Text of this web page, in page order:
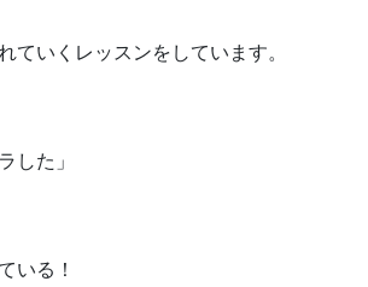
ていくレッスンをしています。
した」
いる！